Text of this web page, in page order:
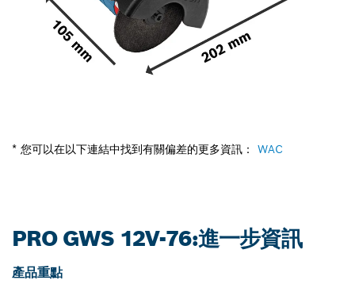
* 您可以在以下連結中找到有關偏差的更多資訊： WAC
PRO GWS 12V-76:進一步資訊
產品重點